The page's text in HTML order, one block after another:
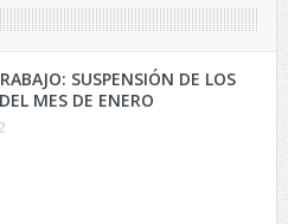
SUSPENSIÓN DE LOS
MES DE ENERO